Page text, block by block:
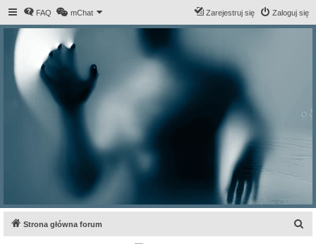
FAQ mChat Zaloguj się
Zarejestruj się
Strona główna forum